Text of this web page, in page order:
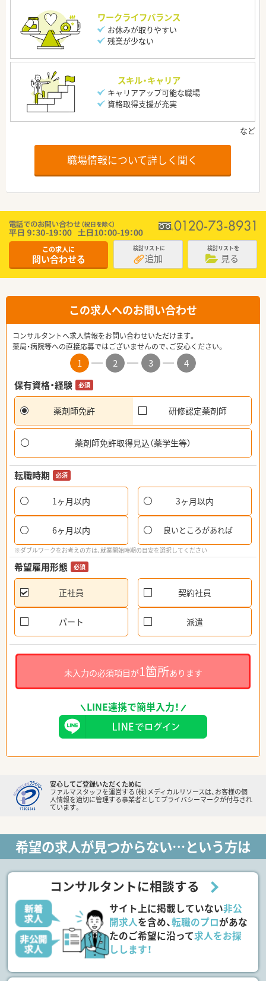
ワークライフバランス
お休みが取りやすい
残業が少ない
スキル・キャリア
キャリアアップ可能な職場
資格取得支援が充実
職場情報について詳しく聞く
この求人に
問い合わせる
検討リストに
追加
検討リストを
見る
この求人へのお問い合わせ
コンサルタントへ求人情報をお問い合わせいただけます。
薬局・病院等への直接応募ではございませんので、ご安心ください。
1 2 3
4
保有資格・経験
必須
薬剤師免許 研修認定薬剤師
薬剤師免許取得見込（薬学生等）
転職時期 必須
1ヶ月以内 3ヶ月以内
6ヶ月以内 良いところがあれば
※ダブルワークをお考えの方は、就業開始時期の目安を選択してください
希望雇用形態 必須
正社員 契約社員
パート 派遣
未入力の必須項目が1箇所あります
LINE連携で簡単入力！
安心してご登録いただくために
ファルマスタッフを運営する（株）メディカルリソースは、お客様の個
人情報を適切に管理する事業者としてプライバシーマークが付与され
ています。
希望の求人が見つからない…という方は
コンサルタントに相談する
サイト上に掲載していない非公
開求人を含め、転職のプロがあな
たのご希望に沿って求人をお探
しします！